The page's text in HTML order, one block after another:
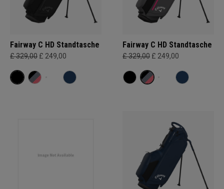
Fairway C HD Standtasche
£ 329,00 £ 249,00
Fairway C HD Standtasche
£ 329,00 £ 249,00